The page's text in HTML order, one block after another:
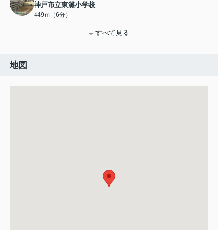
神戸市立東灘小学校
449ｍ（6分）
すべて見る
地図